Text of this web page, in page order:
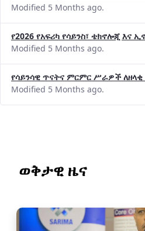
የ2026 የአፍሪካ የሳይንስ፣ ቴክኖሎጂ
Modified 5 Months ago.
የሳይንሳዊ ጥናትና ምርምር ሥራዎች
Modified 5 Months ago.